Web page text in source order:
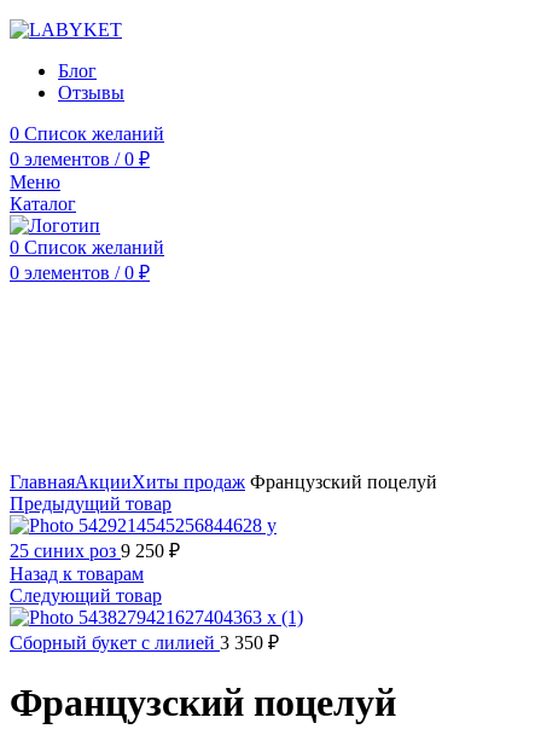
Блог
Отзывы
0 Список желаний
0 элементов / 0 ₽
Меню
Каталог
0 Список желаний
0 элементов / 0 ₽
ГлавнаяАкцииХиты продаж Французский поцелуй
Предыдущий товар
25 синих роз 9 250 ₽
Назад к товарам
Следующий товар
Сборный букет с лилией 3 350 ₽
Французский поцелуй